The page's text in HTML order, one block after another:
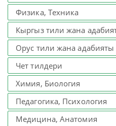
Физика, Техника
Кыргыз тили жана
Орус тили жана адабияты
Чет тилдери
Химия, Биология
Педагогика, Психология
Медицина, Анатомия